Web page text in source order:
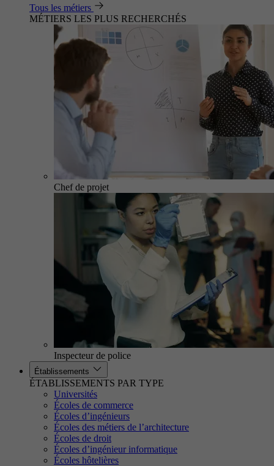
Tous les métiers
MÉTIERS LES PLUS RECHERCHÉS
Chef de projet
Inspecteur de police
Établissements
ÉTABLISSEMENTS PAR TYPE
Universités
Écoles de commerce
Écoles d’ingénieurs
Écoles des métiers de l’architecture
Écoles de droit
Écoles d’ingénieur informatique
Écoles hôtelières